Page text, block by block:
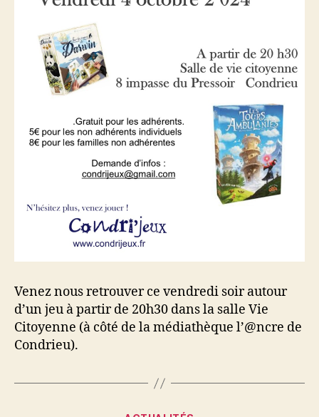
Venez nous retrouver ce vendredi soir autour
d’un jeu à partir de 20h30 dans la salle Vie
Citoyenne (à côté de la médiathèque l’@ncre de
Condrieu).